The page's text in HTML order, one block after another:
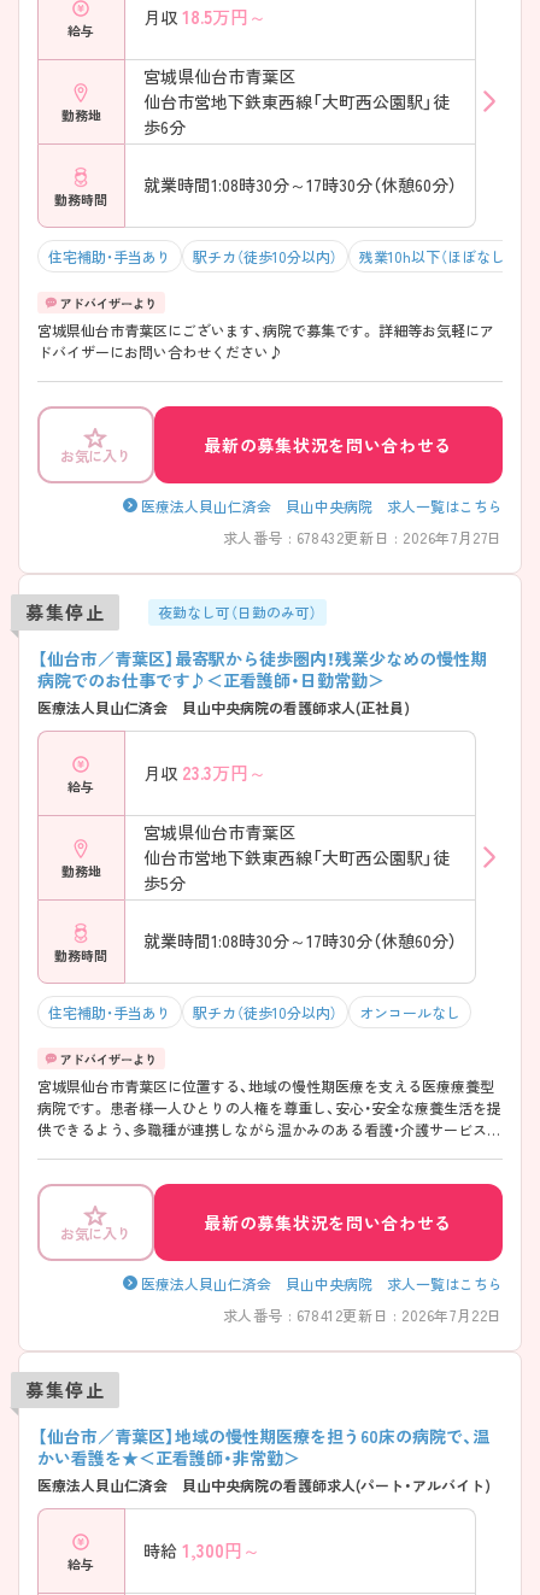
給与
月収 18.5万円～
勤務地
宮城県仙台市青葉区
仙台市営地下鉄東西線「大町西公園駅」徒
歩6分
勤務時間
就業時間1:08時30分～17時30分（休憩60分）
住宅補助・手当あり 駅チカ（徒歩10分以内） 残業10h以下（ほぼなし）
宮城県仙台市青葉区にございます、病院で募集です。 詳細等お気軽にア
ドバイザーにお問い合わせください♪
お気に入り 最新の募集状況を問い合わせる
医療法人貝山仁済会 貝山中央病院 求人一覧はこちら
求人番号 : 678432更新日 : 2026年7月27日
募集停止 夜勤なし可（日勤のみ可）
【仙台市／青葉区】最寄駅から徒歩圏内！残業少なめの慢性期
病院でのお仕事です♪＜正看護師・日勤常勤＞
医療法人貝山仁済会 貝山中央病院の看護師求人(正社員)
給与
月収 23.3万円～
勤務地
宮城県仙台市青葉区
仙台市営地下鉄東西線「大町西公園駅」徒
歩5分
勤務時間
就業時間1:08時30分～17時30分（休憩60分）
住宅補助・手当あり 駅チカ（徒歩10分以内） オンコールなし
宮城県仙台市青葉区に位置する、地域の慢性期医療を支える医療療養型
病院です。 患者様一人ひとりの人権を尊重し、安心・安全な療養生活を提
供できるよう、多職種が連携しながら温かみのある看護・介護サービスの
険完備など福利厚生も整っており、地域医療に貢献しながら長くご活躍
いただけます！ 詳細等お気軽にアドバイザーにお問い合わせください♪
お気に入り
最新の募集状況を問い合わせる
医療法人貝山仁済会 貝山中央病院 求人一覧はこちら
求人番号 : 678412更新日 : 2026年7月22日
募集停止
【仙台市／青葉区】地域の慢性期医療を担う60床の病院で、温
かい看護を★＜正看護師・非常勤＞
医療法人貝山仁済会 貝山中央病院の看護師求人(パート・アルバイト)
給与
時給 1,300円～